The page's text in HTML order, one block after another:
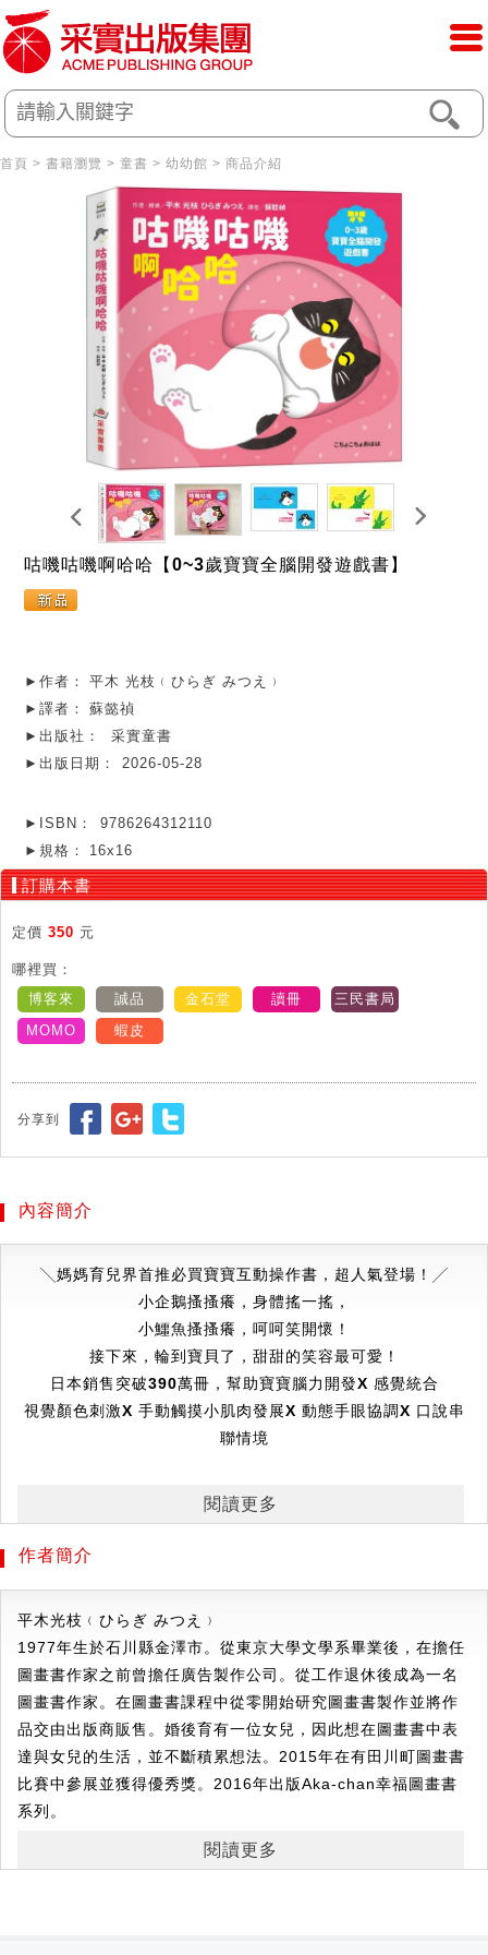
首頁 > 書籍瀏覽 > 童書 > 幼幼館 > 商品介紹
咕嘰咕嘰啊哈哈【0~3歲寶寶全腦開發遊戲書】
►作者：
平木 光枝﹙ひらぎ みつえ﹚
►譯者：
蘇懿禎
►出版社：
采實童書
►出版日期：
2026-05-28
►ISBN：
9786264312110
►規格：
16x16
訂購本書
定價 350 元
哪裡買：
博客來
誠品 金石堂 讀冊
三民書局
MOMO
蝦皮
分享到
內容簡介
╲媽媽育兒界首推必買寶寶互動操作書，超人氣登場！ ╱
小企鵝搔搔癢，身體搖一搖，
小鱷魚搔搔癢，呵呵笑開懷！
接下來，輪到寶貝了，甜甜的笑容最可愛！
日本銷售突破390萬冊，幫助寶寶腦力開發Χ 感覺統合
視覺顏色刺激Χ 手動觸摸小肌肉發展Χ 動態手眼協調Χ 口說串
聯情境
小貓露出小肚子，搔搔癢啊哈哈！
小企鵝的肚子搔搔癢，笑得左右搖擺，
輕輕一個小動作，就帶來滿滿驚喜的視覺效果。
鮮明色彩搭配可愛圖樣，讓寶寶目不轉睛，還能跟著一起模仿
動作！
每次閱讀都能刺激感官，也幫助小寶寶建立動作與結果之間的
聯繫。
玩，是孩子最重要的自主學習！
讓寶寶從遊戲中探索，刺激多感官學習，重複多次練習，
促進寶寶全腦開發的黃金生長期。
寶寶腦力發展的階段順序：
閱讀更多
作者簡介
平木光枝﹙ひらぎ みつえ﹚
1977年生於石川縣金澤市。從東京大學文學系畢業後，在擔任
圖畫書作家之前曾擔任廣告製作公司。從工作退休後成為一名
圖畫書作家。在圖畫書課程中從零開始研究圖畫書製作並將作
品交由出版商販售。婚後育有一位女兒，因此想在圖畫書中表
達與女兒的生活，並不斷積累想法。2015年在有田川町圖畫書
比賽中參展並獲得優秀獎。2016年出版Aka-chan幸福圖畫書
系列。
閱讀更多